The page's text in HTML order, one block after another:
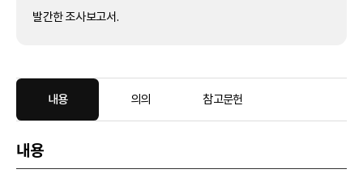
발간한 조사보고서.
내용 의의 참고문헌
내용